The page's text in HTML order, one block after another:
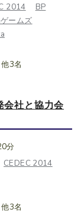
2014
BP
ームズ
他3名
会社と協力会
分
CEDEC 2014
他3名